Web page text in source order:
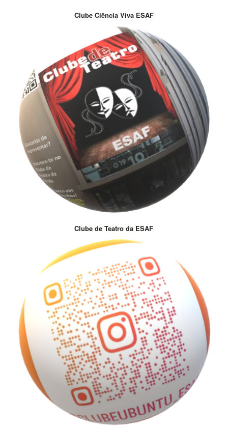
Clube Ciência Viva ESAF
Clube de Teatro da ESAF